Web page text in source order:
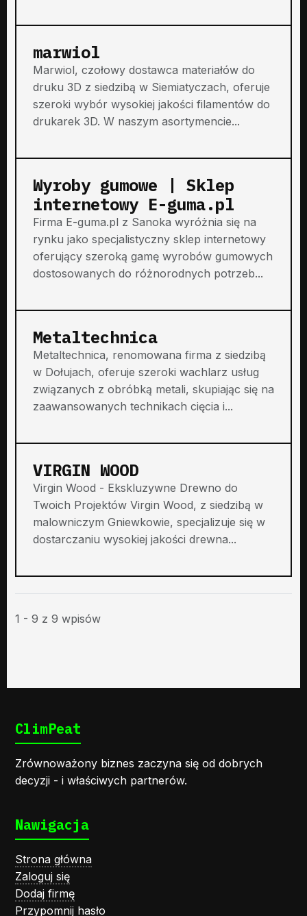
marwiol
Marwiol, czołowy dostawca materiałów do
druku 3D z siedzibą w Siemiatyczach, oferuje
szeroki wybór wysokiej jakości filamentów do
drukarek 3D. W naszym asortymencie...
Wyroby gumowe | Sklep
internetowy E-guma.pl
Firma E-guma.pl z Sanoka wyróżnia się na
rynku jako specjalistyczny sklep internetowy
oferujący szeroką gamę wyrobów gumowych
dostosowanych do różnorodnych potrzeb...
Metaltechnica
Metaltechnica, renomowana firma z siedzibą
w Dołujach, oferuje szeroki wachlarz usług
związanych z obróbką metali, skupiając się na
zaawansowanych technikach cięcia i...
VIRGIN WOOD
Virgin Wood - Ekskluzywne Drewno do
Twoich Projektów Virgin Wood, z siedzibą w
malowniczym Gniewkowie, specjalizuje się w
dostarczaniu wysokiej jakości drewna...
1 - 9 z 9 wpisów
ClimPeat
Zrównoważony biznes zaczyna się od dobrych
decyzji - i właściwych partnerów.
Nawigacja
Strona główna
Zaloguj się
Dodaj firmę
Przypomnij hasło